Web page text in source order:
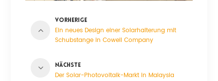
VORHERIGE
Ein neues Design einer Solarhalterung mit
Schubstange in Cowell Company
NÄCHSTE
Der Solar-Photovoltaik-Markt in Malaysia